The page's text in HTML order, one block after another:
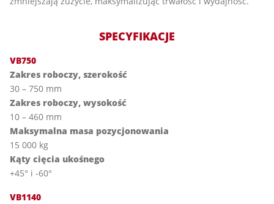
SPECYFIKACJE
VB750
Zakres roboczy, szerokość
30 – 750 mm
Zakres roboczy, wysokość
10 – 460 mm
Maksymalna masa pozycjonowania
15 000 kg
Kąty cięcia ukośnego
+45° i -60°
VB1140